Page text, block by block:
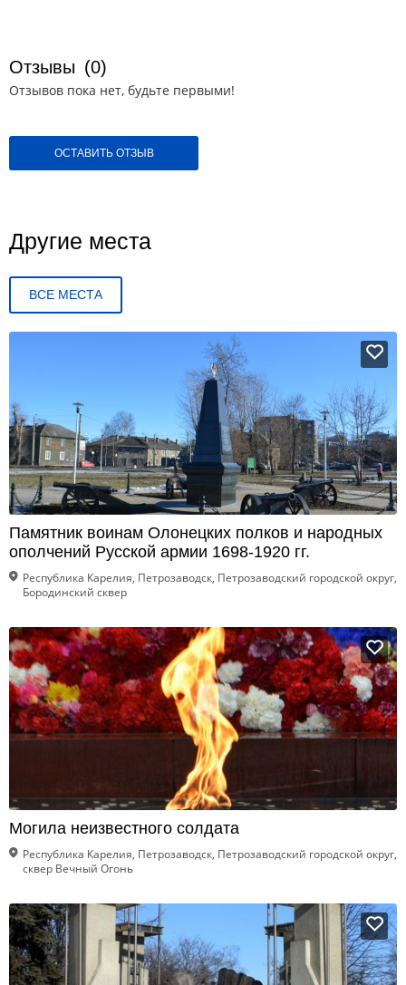
Отзывы (0)
Отзывов пока нет, будьте первыми!
ОСТАВИТЬ ОТЗЫВ
Другие места
ВСЕ МЕСТА
Памятник воинам Олонецких полков и народных
ополчений Русской армии 1698-1920 гг.
Республика Карелия, Петрозаводск, Петрозаводский городской округ,
Бородинский сквер
Могила неизвестного солдата
Республика Карелия, Петрозаводск, Петрозаводский городской округ,
сквер Вечный Огонь